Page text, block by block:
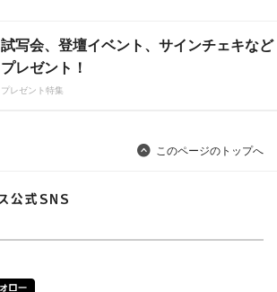
試写会、登壇イベント、サインチェキなど
プレゼント！
プレゼント特集
このページのトップへ